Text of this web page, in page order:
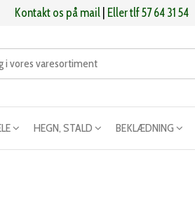
Kontakt os på mail Eller tlf 57 64 31 54
HEGN, STALD BEKLÆDNING